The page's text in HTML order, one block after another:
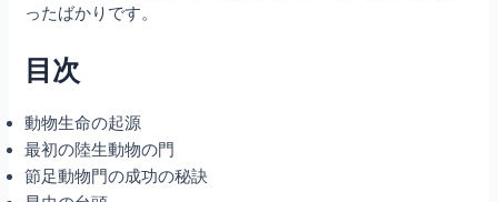
ったばかりです。
目次
動物生命の起源
最初の陸生動物の門
節足動物門の成功の秘訣